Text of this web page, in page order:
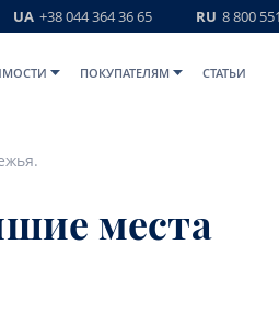
UA +38 044 364 36 65 RU 8 800
ПОКУПАТЕЛЯМ СТАТЬИ
места